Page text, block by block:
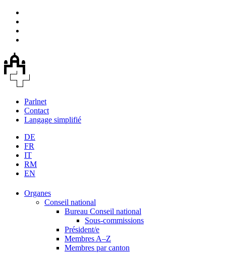
Parlnet
Contact
Langage simplifié
DE
FR
IT
RM
EN
Organes
Conseil national
Bureau Conseil national
Sous-commissions
Président/e
Membres A–Z
Membres par canton